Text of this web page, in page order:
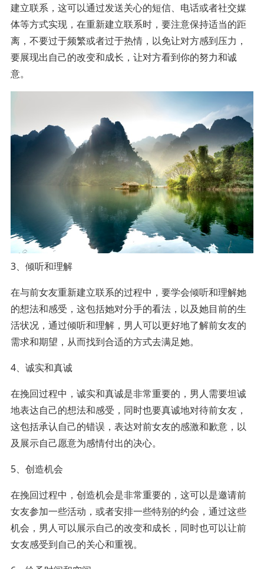
建立联系，这可以通过发送关心的短信、电话或者社交媒
体等方式实现，在重新建立联系时，要注意保持适当的距
离，不要过于频繁或者过于热情，以免让对方感到压力，
要展现出自己的改变和成长，让对方看到你的努力和诚
意。
3、倾听和理解
在与前女友重新建立联系的过程中，要学会倾听和理解她
的想法和感受，这包括她对分手的看法，以及她目前的生
活状况，通过倾听和理解，男人可以更好地了解前女友的
需求和期望，从而找到合适的方式去满足她。
4、诚实和真诚
在挽回过程中，诚实和真诚是非常重要的，男人需要坦诚
地表达自己的想法和感受，同时也要真诚地对待前女友，
这包括承认自己的错误，表达对前女友的感激和歉意，以
及展示自己愿意为感情付出的决心。
5、创造机会
在挽回过程中，创造机会是非常重要的，这可以是邀请前
女友参加一些活动，或者安排一些特别的约会，通过这些
机会，男人可以展示自己的改变和成长，同时也可以让前
女友感受到自己的关心和重视。